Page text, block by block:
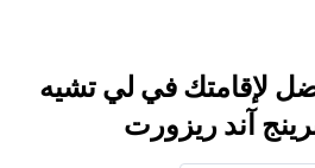
لإقامتك في لي تشيه
آند ريزورت